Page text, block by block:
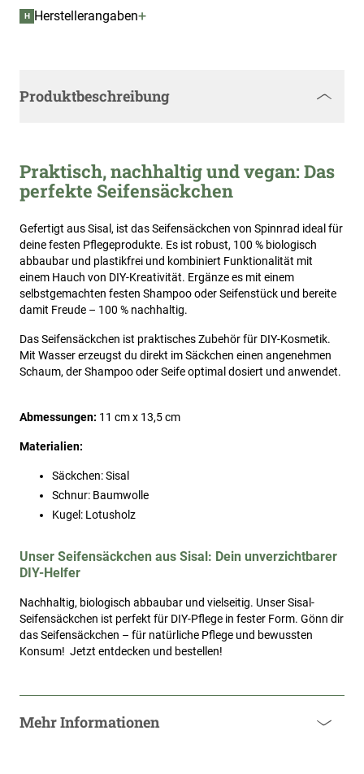
H Herstellerangaben+
Produktbeschreibung
Praktisch, nachhaltig und vegan: Das
perfekte Seifensäckchen
Gefertigt aus Sisal, ist das Seifensäckchen von Spinnrad ideal für
deine festen Pflegeprodukte. Es ist robust, 100 % biologisch
abbaubar und plastikfrei und kombiniert Funktionalität mit
einem Hauch von DIY-Kreativität. Ergänze es mit einem
selbstgemachten festen Shampoo oder Seifenstück und bereite
damit Freude – 100 % nachhaltig.
Das Seifensäckchen ist praktisches Zubehör für DIY-Kosmetik.
Mit Wasser erzeugst du direkt im Säckchen einen angenehmen
Schaum, der Shampoo oder Seife optimal dosiert und anwendet.
Abmessungen: 11 cm x 13,5 cm
Materialien:
Säckchen: Sisal
Schnur: Baumwolle
Kugel: Lotusholz
Unser Seifensäckchen aus Sisal: Dein unverzichtbarer
DIY-Helfer
Nachhaltig, biologisch abbaubar und vielseitig. Unser Sisal-
Seifensäckchen ist perfekt für DIY-Pflege in fester Form. Gönn dir
das Seifensäckchen – für natürliche Pflege und bewussten
Konsum! Jetzt entdecken und bestellen!
Mehr Informationen